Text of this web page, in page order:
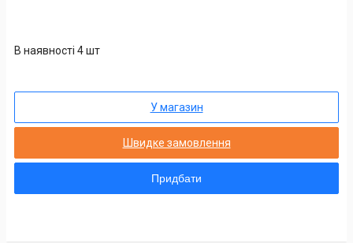
В наявності 4 шт
У магазин
Швидке замовлення
Придбати